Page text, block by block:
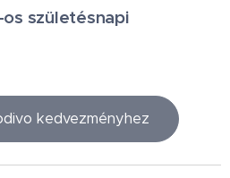
os születésnapi
kedvezményhez